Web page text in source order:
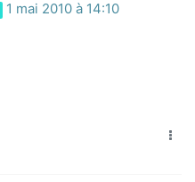
1 mai 2010 à 14:10